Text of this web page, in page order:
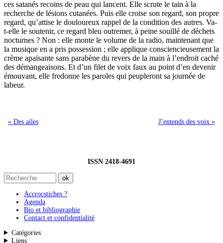
ces satanés recoins de peau qui lancent. Elle scrute le tain à la
recherche de lésions cutanées. Puis elle croise son regard, son propre
regard, qu’attise le douloureux rappel de la condition des autres. Va-
t-elle le soutenir, ce regard bleu outremer, à peine souillé de déchets
nocturnes ? Non : elle monte le volume de la radio, maintenant que
la musique en a pris possession ; elle applique consciencieusement la
crème apaisante sans parabène du revers de la main à l’endroit caché
des démangeaisons. Et d’un filet de voix faux au point d’en devenir
émouvant, elle fredonne les paroles qui peupleront sa journée de
labeur.
« Des ailes J’entends des voix »
ISSN 2418-4691
Accrocstiches ?
Agenda
Bio et bibliographie
Contact et confidentialité
Catégories
Liens